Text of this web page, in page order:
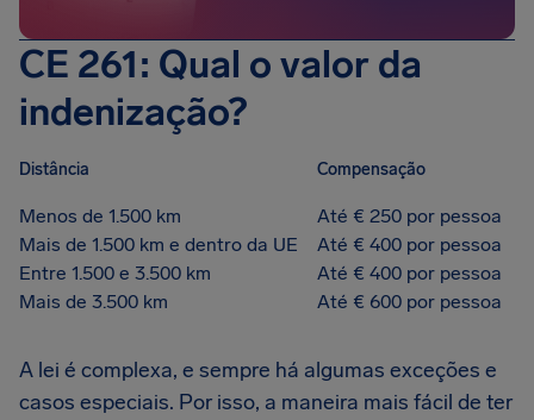
CE 261: Qual o valor da
indenização?
Distância Compensação
Menos de 1.500 km
Até € 250 por pessoa
Mais de 1.500 km e dentro da UE
Até € 400 por pessoa
Entre 1.500 e 3.500 km
Até € 400 por pessoa
Mais de 3.500 km
Até € 600 por pessoa
A lei é complexa, e sempre há algumas exceções e
casos especiais. Por isso, a maneira mais fácil de ter